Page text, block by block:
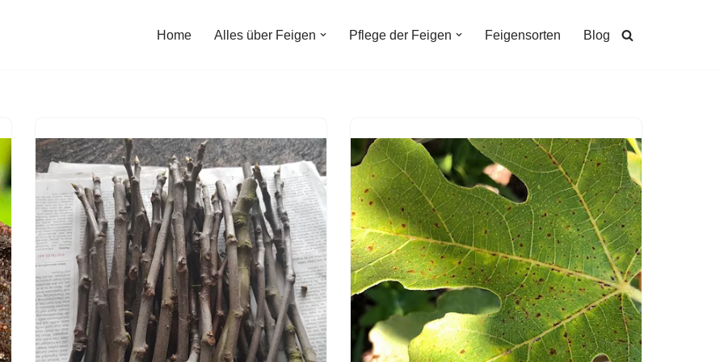
Home Alles über Feigen Pflege der Feigen Feigensorten Blog